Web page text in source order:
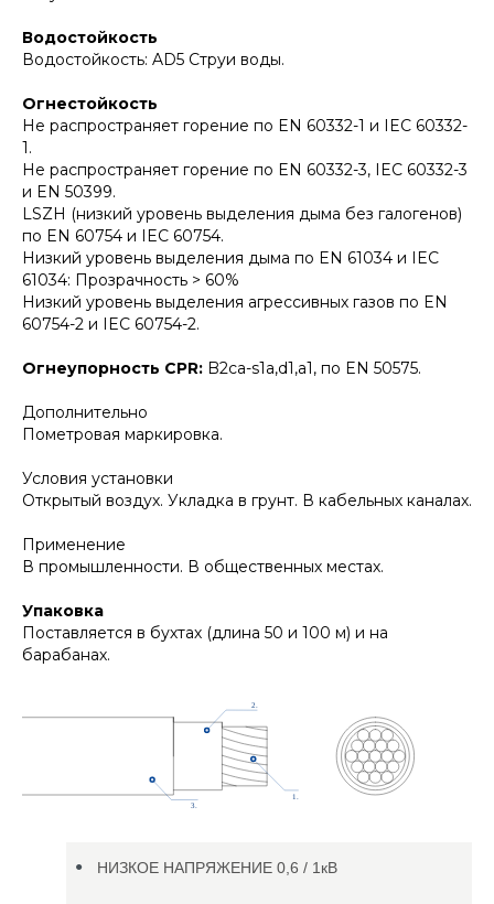
Водостойкость
Водостойкость: AD5 Струи воды.
Огнестойкость
Не распространяет горение по EN 60332-1 и IEC 60332-
1.
Не распространяет горение по EN 60332-3, IEC 60332-3
и EN 50399.
LSZH (низкий уровень выделения дыма без галогенов)
по EN 60754 и IEC 60754.
Низкий уровень выделения дыма по EN 61034 и IEC
61034: Прозрачность > 60%
Низкий уровень выделения агрессивных газов по EN
60754-2 и IEC 60754-2.
Огнеупорность CPR: B2ca-s1a,d1,a1, по EN 50575.
Дополнительно
Пометровая маркировка.
Условия установки
Открытый воздух. Укладка в грунт. В кабельных каналах.
Применение
В промышленности. В общественных местах.
Упаковка
Поставляется в бухтах (длина 50 и 100 м) и на
барабанах.
НИЗКОЕ НАПРЯЖЕНИЕ 0,6 / 1кВ